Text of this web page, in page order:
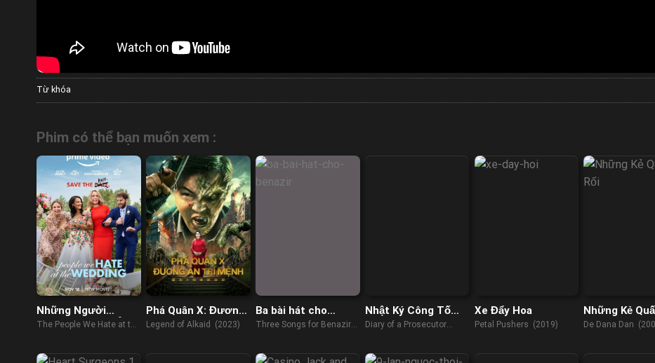
Từ khóa
Phim có thể bạn muốn xem :
Những Người
Chúng Ta Ghét Ở
The People We Hate at the
Phá Quân X: Đương
Án Trí Mệnh
Legend of Alkaid (2023)
Ba bài hát cho
Benazir
Three Songs for Benazir
Nhật Ký Công Tố
Viên
Diary of a Prosecutor
Xe Đẩy Hoa
Petal Pushers (2019)
Những Kẻ
De Dana Dan